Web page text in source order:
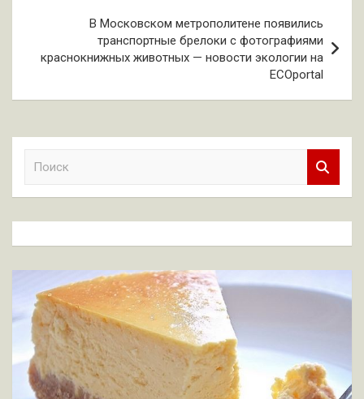
записямВ Московском метрополитене появились
транспортные брелоки с фотографиями
краснокнижных животных — новости экологии на
ECOportal
к